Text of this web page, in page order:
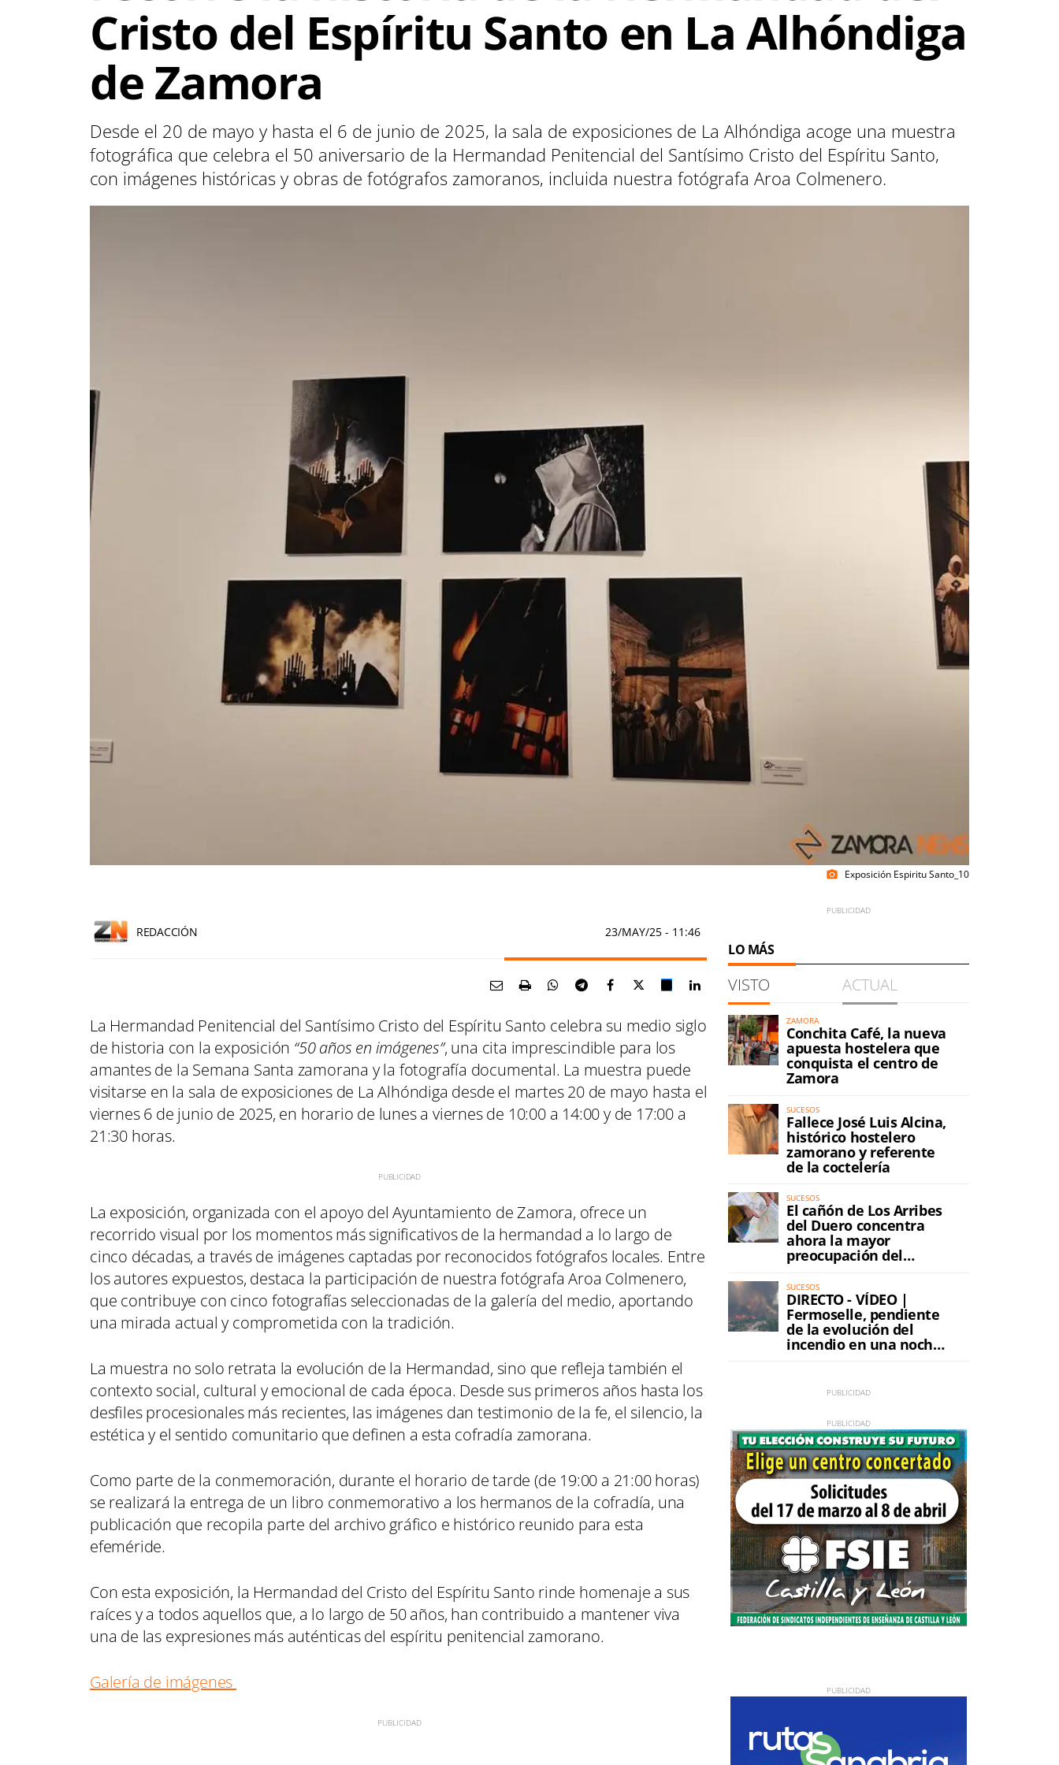
Cristo del Espíritu Santo en La Alhóndiga
de Zamora
Desde el 20 de mayo y hasta el 6 de junio de 2025, la sala de exposiciones de La Alhóndiga acoge una muestra
fotográfica que celebra el 50 aniversario de la Hermandad Penitencial del Santísimo Cristo del Espíritu Santo,
con imágenes históricas y obras de fotógrafos zamoranos, incluida nuestra fotógrafa Aroa Colmenero.
photo_camera Exposición Espiritu Santo_10
REDACCIÓN 23/MAY/25 - 11:46
La Hermandad Penitencial del Santísimo Cristo del Espíritu Santo celebra su medio siglo
de historia con la exposición “50 años en imágenes”, una cita imprescindible para los
amantes de la Semana Santa zamorana y la fotografía documental. La muestra puede
visitarse en la sala de exposiciones de La Alhóndiga desde el martes 20 de mayo hasta el
viernes 6 de junio de 2025, en horario de lunes a viernes de 10:00 a 14:00 y de 17:00 a
21:30 horas.
La exposición, organizada con el apoyo del Ayuntamiento de Zamora, ofrece un
recorrido visual por los momentos más significativos de la hermandad a lo largo de
cinco décadas, a través de imágenes captadas por reconocidos fotógrafos locales. Entre
los autores expuestos, destaca la participación de nuestra fotógrafa Aroa Colmenero,
que contribuye con cinco fotografías seleccionadas de la galería del medio, aportando
una mirada actual y comprometida con la tradición.
La muestra no solo retrata la evolución de la Hermandad, sino que refleja también el
contexto social, cultural y emocional de cada época. Desde sus primeros años hasta los
desfiles procesionales más recientes, las imágenes dan testimonio de la fe, el silencio, la
estética y el sentido comunitario que definen a esta cofradía zamorana.
Como parte de la conmemoración, durante el horario de tarde (de 19:00 a 21:00 horas)
se realizará la entrega de un libro conmemorativo a los hermanos de la cofradía, una
publicación que recopila parte del archivo gráfico e histórico reunido para esta
efeméride.
Con esta exposición, la Hermandad del Cristo del Espíritu Santo rinde homenaje a sus
raíces y a todos aquellos que, a lo largo de 50 años, han contribuido a mantener viva
una de las expresiones más auténticas del espíritu penitencial zamorano.
Galería de imágenes
LO MÁS
VISTO ACTUAL
ZAMORA
Conchita Café, la nueva
apuesta hostelera que
conquista el centro de
Zamora
SUCESOS
Fallece José Luis Alcina,
histórico hostelero
zamorano y referente
de la coctelería
SUCESOS
El cañón de Los Arribes
del Duero concentra
ahora la mayor
preocupación del
incendio
SUCESOS
DIRECTO - VÍDEO |
Fermoselle, pendiente
de la evolución del
incendio en una noche